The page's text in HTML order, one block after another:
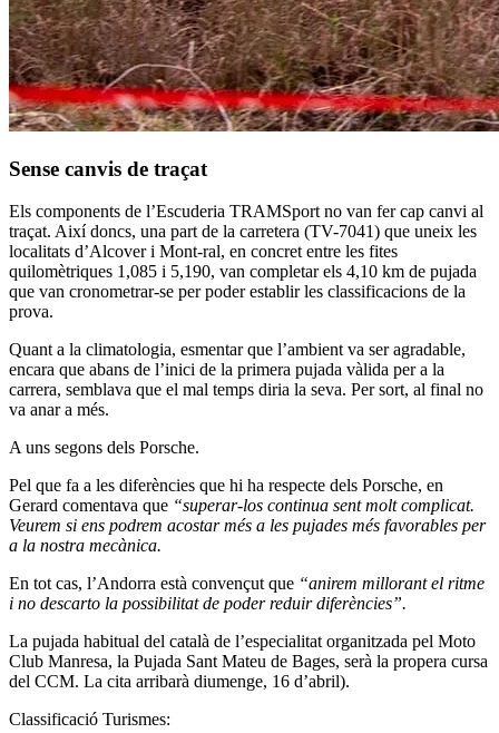
Sense canvis de traçat
Els components de l’Escuderia TRAMSport no van fer cap canvi al
traçat. Així doncs, una part de la carretera (TV-7041) que uneix les
localitats d’Alcover i Mont-ral, en concret entre les fites
quilomètriques 1,085 i 5,190, van completar els 4,10 km de pujada
que van cronometrar-se per poder establir les classificacions de la
prova.
Quant a la climatologia, esmentar que l’ambient va ser agradable,
encara que abans de l’inici de la primera pujada vàlida per a la
carrera, semblava que el mal temps diria la seva. Per sort, al final no
va anar a més.
A uns segons dels Porsche.
Pel que fa a les diferències que hi ha respecte dels Porsche, en
Gerard comentava que “superar-los continua sent molt complicat.
Veurem si ens podrem acostar més a les pujades més favorables per
a la nostra mecànica.
En tot cas, l’Andorra està convençut que “anirem millorant el ritme
i no descarto la possibilitat de poder reduir diferències”.
La pujada habitual del català de l’especialitat organitzada pel Moto
Club Manresa, la Pujada Sant Mateu de Bages, serà la propera cursa
del CCM. La cita arribarà diumenge, 16 d’abril).
Classificació Turismes: